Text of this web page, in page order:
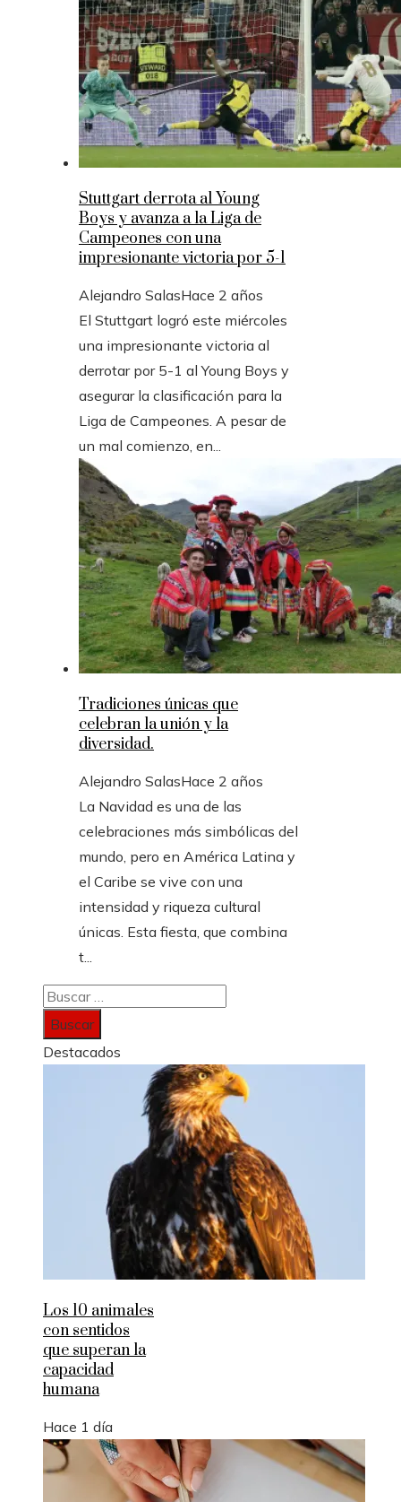
Stuttgart derrota al Young
Boys y avanza a la Liga de
Campeones con una
impresionante victoria por 5-1
Alejandro SalasHace 2 años
El Stuttgart logró este miércoles
una impresionante victoria al
derrotar por 5-1 al Young Boys y
asegurar la clasificación para la
Liga de Campeones. A pesar de
un mal comienzo, en...
Tradiciones únicas que
celebran la unión y la
diversidad.
Alejandro SalasHace 2 años
La Navidad es una de las
celebraciones más simbólicas del
mundo, pero en América Latina y
el Caribe se vive con una
intensidad y riqueza cultural
únicas. Esta fiesta, que combina
t...
Buscar:
Destacados
Los 10 animales
con sentidos
que superan la
capacidad
humana
Hace 1 día